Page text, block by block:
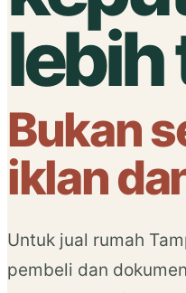
lebih
Bukan
iklan
Untuk jual rumah
pembeli dan